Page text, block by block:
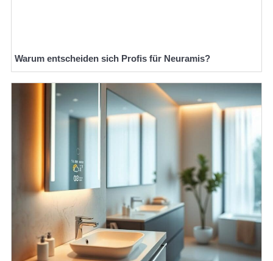
Warum entscheiden sich Profis für Neuramis?